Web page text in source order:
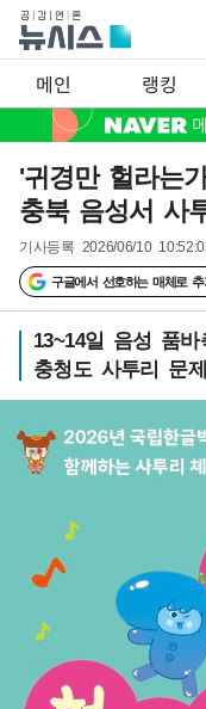
메인 랭킹
'귀경만 헐라는
충북 음성서 사
기사등록 2026/06/10
구글에서 선호하는 매체로 추
13~14일 음성 품
충청도 사투리 문